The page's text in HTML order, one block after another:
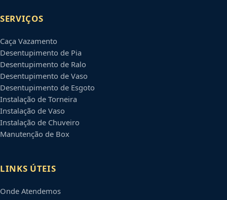
SERVIÇOS
Caça Vazamento
Desentupimento de Pia
Desentupimento de Ralo
Desentupimento de Vaso
Desentupimento de Esgoto
Instalação de Torneira
Instalação de Vaso
Instalação de Chuveiro
Manutenção de Box
LINKS ÚTEIS
Onde Atendemos